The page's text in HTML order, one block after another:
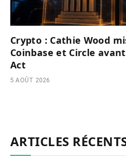
Crypto : Cathie Wood
Coinbase et Circle
Act
5 AOÛT 2026
ARTICLES